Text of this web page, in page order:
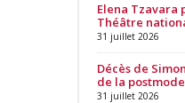
Elena Tzavara
Théâtre
31 juillet 2026
Décès de
de la
31 juillet 2026